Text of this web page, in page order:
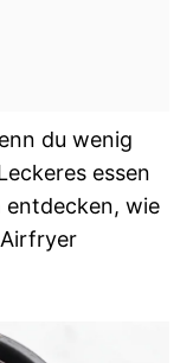
du wenig
essen
entdecken, wie